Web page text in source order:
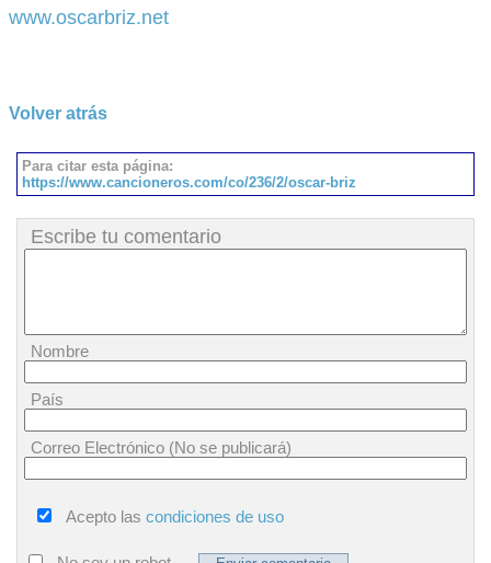
www.oscarbriz.net
Volver atrás
Para citar esta página:
https://www.cancioneros.com/co/236/2/oscar-briz
Escribe tu comentario
Nombre
País
Correo Electrónico (No se publicará)
Acepto las condiciones de uso